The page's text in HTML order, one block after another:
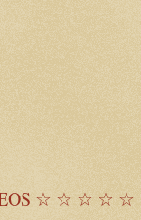
☆ ☆ ☆ ☆ ☆